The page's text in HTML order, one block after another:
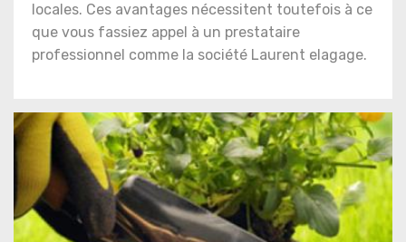
locales. Ces avantages nécessitent toutefois à ce
que vous fassiez appel à un prestataire
professionnel comme la société Laurent elagage.